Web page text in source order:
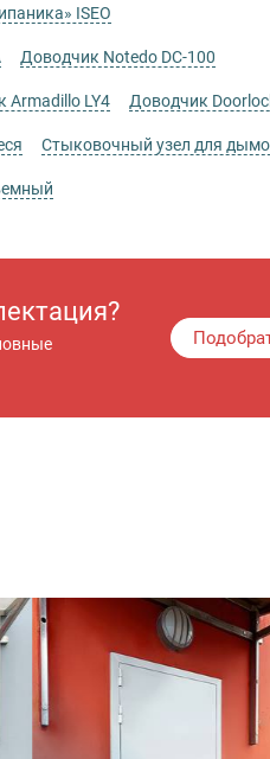
ISEO
Доводчик Notedo DC-100
Armadillo LY4 Доводчик
Стыковочный узел для